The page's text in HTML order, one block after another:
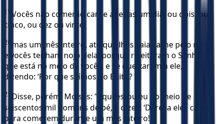
19 Vocês não comerão carne apenas um dia, ou dois, ou
cinco, ou dez ou vinte,
20 mas um mês inteiro, até que lhes saia carne pelo nariz
e vocês tenham nojo dela, porque rejeitaram o Senhor,
que está no meio de vocês, e se queixaram a ele,
dizendo: ‘Por que saímos do Egito? ’ "
21
Disse, porém, Moisés: "Aqui estou eu no meio de
seiscentos mil homens de pé, e dizes: ‘Darei a eles carne
para comerem durante um mês inteiro! ’